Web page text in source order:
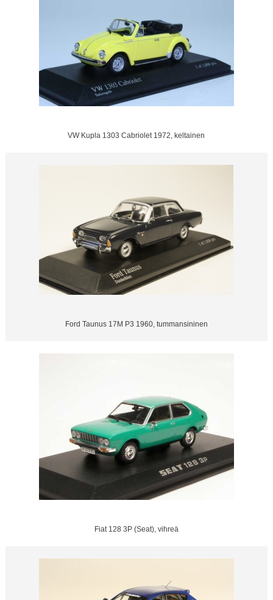
VW Kupla 1303 Cabriolet 1972, keltainen
Ford Taunus 17M P3 1960, tummansininen
Fiat 128 3P (Seat), vihreä